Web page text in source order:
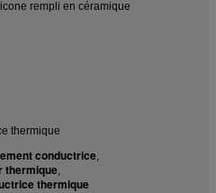
rempli en céramique
thermique
conductrice,
thermique,
thermique